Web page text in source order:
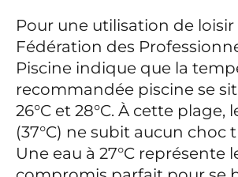
Pour une utilisation de loisir
Fédération des
Piscine indique que la
recommandée piscine se
26°C et 28°C. À cette plage,
(37°C) ne subit aucun choc
Une eau à 27°C représente